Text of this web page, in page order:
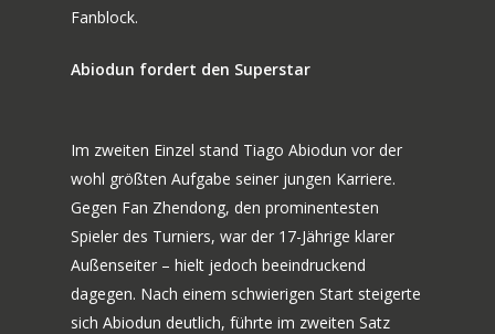
Fanblock.
Abiodun fordert den Superstar
Im zweiten Einzel stand Tiago Abiodun vor der
wohl größten Aufgabe seiner jungen Karriere.
Gegen Fan Zhendong, den prominentesten
Spieler des Turniers, war der 17-Jährige klarer
Außenseiter – hielt jedoch beeindruckend
dagegen. Nach einem schwierigen Start steigerte
sich Abiodun deutlich, führte im zweiten Satz